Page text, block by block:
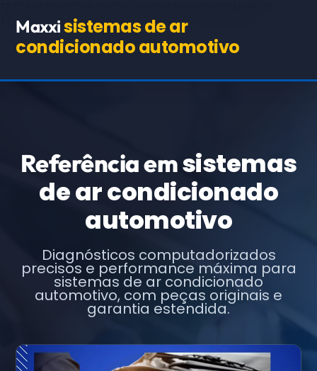
TROCANDO APENAS OS TEXTOS E URLs INDICADOS)
Maxxisistemas de ar
condicionado automotivo
Referência emsistemas
de ar condicionado
automotivo
Diagnósticos computadorizados
precisos e performance máxima para
sistemas de ar condicionado
automotivo, com peças originais e
garantia estendida.